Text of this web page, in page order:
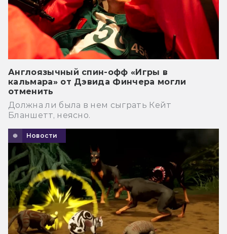
Англоязычный спин-офф «Игры в
кальмара» от Дэвида Финчера могли
отменить
Должна ли была в нем сыграть Кейт
Бланшетт, неясно.
Новости